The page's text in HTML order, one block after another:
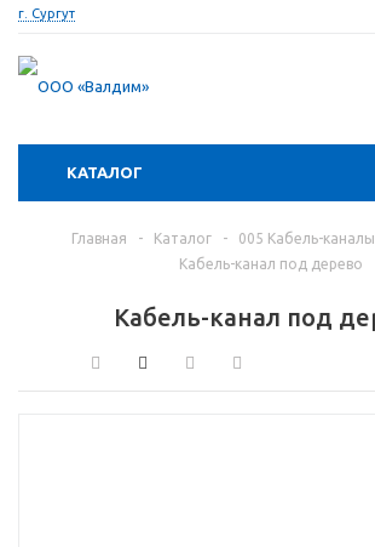
г. Сургут
КАТАЛОГ
Главная - Каталог - 005 Кабель-
Кабель-канал под дерево
Кабель-канал под